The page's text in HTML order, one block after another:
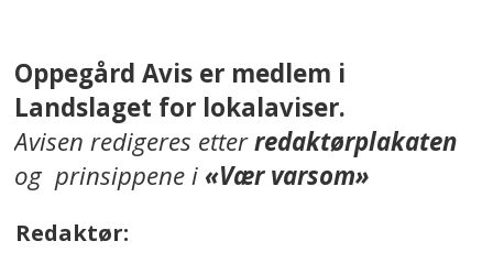
Oppegård Avis er medlem i
Landslaget for lokalaviser.
Avisen redigeres etterredaktørplakaten
og prinsippene i«Vær varsom»
Redaktør: